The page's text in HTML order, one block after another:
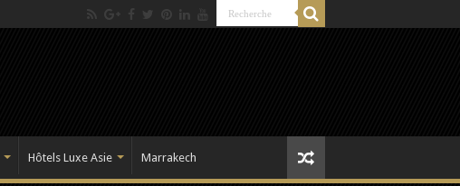
Hôtels Luxe Asie Marrakech